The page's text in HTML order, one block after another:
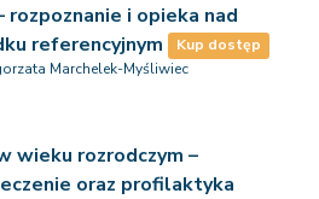
rozpoznanie i opieka nad
referencyjnym
Kup dostęp
Marchelek-Myśliwiec
wieku rozrodczym –
oraz profilaktyka